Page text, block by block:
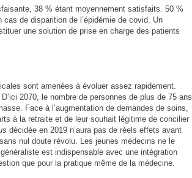
38 % étant moyennement satisfaits. 50 %
de disparition de l’épidémie de covid. Un
une solution de prise en charge des patients
sont amenées à évoluer assez rapidement.
2070, le nombre de personnes de plus de 75 ans
Face à l’augmentation de demandes de soins,
à la retraite et de leur souhait légitime de concilier
décidée en 2019 n’aura pas de réels effets avant
nul doute révolu. Les jeunes médecins ne le
est indispensable avec une intégration
que pour la pratique même de la médecine.